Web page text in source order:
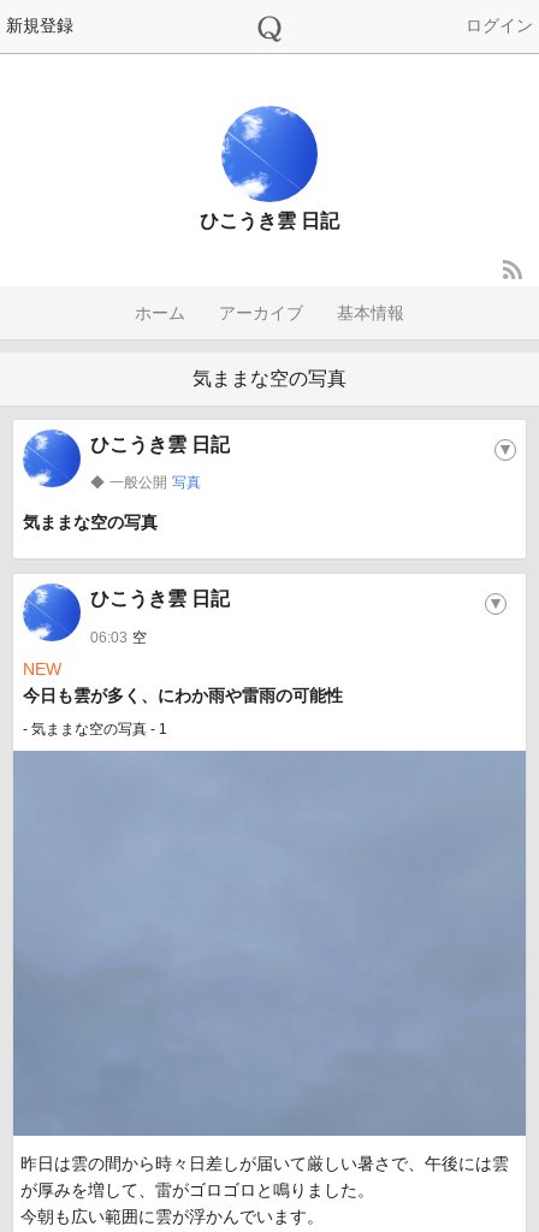
新規登録 ログイン
ひこうき雲 日記
ホーム アーカイブ 基本情報
気ままな空の写真
ひこうき雲 日記
◆ 一般公開 写真
▼
気ままな空の写真
ひこうき雲 日記
06:03 空
▼
NEW
今日も雲が多く、にわか雨や雷雨の可能性
- 気ままな空の写真 - 1
昨日は雲の間から時々日差しが届いて厳しい暑さで、午後には雲
が厚みを増して、雷がゴロゴロと鳴りました。
今朝も広い範囲に雲が浮かんでいます。